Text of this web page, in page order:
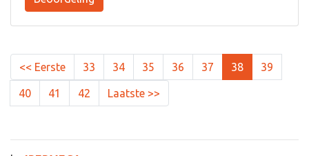
<< Eerste 33 34 35 36 37 38 39
40 41 42 Laatste >>